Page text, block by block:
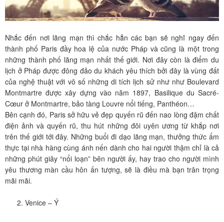
Nhắc đến nơi lãng mạn thì chắc hẳn các bạn sẽ nghĩ ngay đến
thành phố Paris đầy hoa lệ của nước Pháp và cũng là một trong
những thành phố lãng mạn nhất thế giới. Nơi đây còn là điểm du
lịch ở Pháp được đông đảo du khách yêu thích bởi đây là vùng đất
của nghệ thuật với vô số những di tích lịch sử như như Boulevard
Montmartre được xây dựng vào năm 1897, Basilique du Sacré-
Cœur ở Montmartre, bảo tàng Louvre nổi tiếng, Panthéon…
Bên cạnh đó, Paris sở hữu vẻ đẹp quyến rũ đến nao lòng đậm chất
điện ảnh và quyến rũ, thu hút những đôi uyên ương từ khắp nơi
trên thế giới tới đây. Những buổi đi dạo lãng mạn, thưởng thức ẩm
thực tại nhà hàng cùng ánh nến dành cho hai người thậm chỉ là cả
những phút giây “nổi loạn” bên người ấy, hay trao cho người mình
yêu thương màn cầu hôn ấn tượng, sẽ là điều mà bạn trân trọng
mãi mãi.
Venice – Ý